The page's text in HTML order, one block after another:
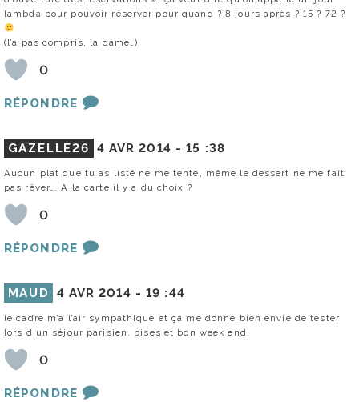
lambda pour pouvoir réserver pour quand ? 8 jours après ? 15 ? 72 ?
(l’a pas compris, la dame…)
0
RÉPONDRE
GAZELLE26 4 AVR 2014 -15 :38
Aucun plat que tu as listé ne me tente, même le dessert ne me fait
pas rêver…. A la carte il y a du choix ?
0
RÉPONDRE
MAUD 4 AVR 2014 -19 :44
le cadre m’a l’air sympathique et ça me donne bien envie de tester
lors d un séjour parisien. bises et bon week end.
0
RÉPONDRE